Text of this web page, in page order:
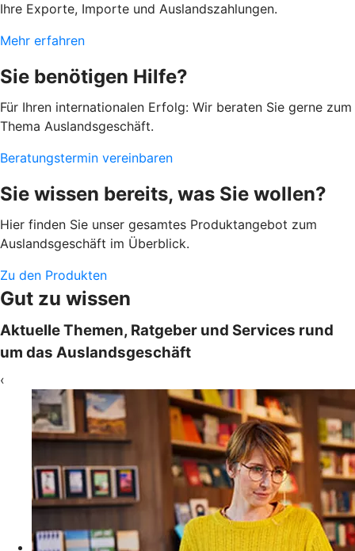
Ihre Exporte, Importe und Auslandszahlungen.
Mehr erfahren
Sie benötigen Hilfe?
Für Ihren internationalen Erfolg: Wir beraten Sie gerne zum
Thema Auslandsgeschäft.
Beratungstermin vereinbaren
Sie wissen bereits, was Sie wollen?
Hier finden Sie unser gesamtes Produktangebot zum
Auslandsgeschäft im Überblick.
Zu den Produkten
Gut zu wissen
Aktuelle Themen, Ratgeber und Services rund
um das Auslandsgeschäft
‹